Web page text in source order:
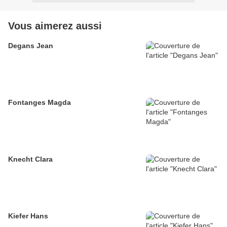
Vous aimerez aussi
Degans Jean
Fontanges Magda
Knecht Clara
Kiefer Hans